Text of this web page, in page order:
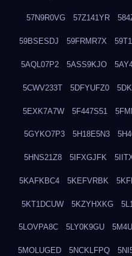
57N9R0VG 57Z141YR
59BSESDJ 59FRMR7X
5AQL07P2 5ASS9KJO
5CWV233T 5DFYUFZ0
5EXK7A7W 5F447S51
5GYKO7P3 5H18E5N3
5HNS21Z8 5IFXGJFK
5KAFKBC4 5KEFVRBK
5KT1DCUW 5KZYHXKG
5LOVPA8C 5LY0K9GU
5MOLUGED 5NCKLFPQ